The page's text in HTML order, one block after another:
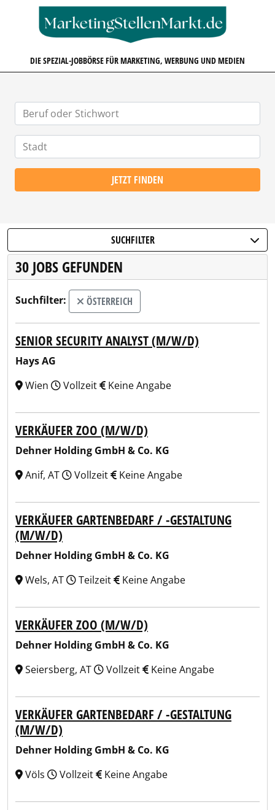
DIE SPEZIAL-JOBBÖRSE FÜR MARKETING, WERBUNG UND MEDIEN
JETZT FINDEN
SUCHFILTER
30 JOBS GEFUNDEN
Suchfilter: ÖSTERREICH
SENIOR SECURITY ANALYST (M/W/D)
Hays AG
Wien
Vollzeit Keine Angabe
VERKÄUFER ZOO (M/W/D)
Dehner Holding GmbH & Co. KG
Anif, AT
Vollzeit Keine Angabe
VERKÄUFER GARTENBEDARF / -GESTALTUNG
(M/W/D)
Dehner Holding GmbH & Co. KG
Wels, AT
Teilzeit Keine Angabe
VERKÄUFER ZOO (M/W/D)
Dehner Holding GmbH & Co. KG
Seiersberg, AT
Vollzeit Keine Angabe
VERKÄUFER GARTENBEDARF / -GESTALTUNG
(M/W/D)
Dehner Holding GmbH & Co. KG
Völs
Vollzeit Keine Angabe